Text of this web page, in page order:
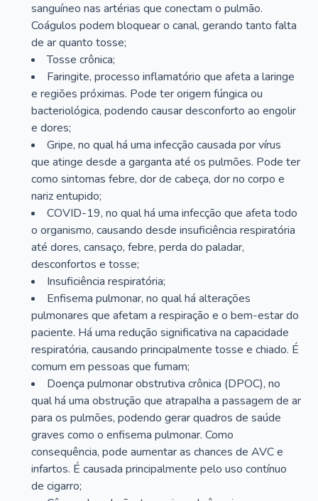
sanguíneo nas artérias que conectam o pulmão.
Coágulos podem bloquear o canal, gerando tanto falta
de ar quanto tosse;
Tosse crônica;
Faringite, processo inflamatório que afeta a laringe
e regiões próximas. Pode ter origem fúngica ou
bacteriológica, podendo causar desconforto ao engolir
e dores;
Gripe, no qual há uma infecção causada por vírus
que atinge desde a garganta até os pulmões. Pode ter
como sintomas febre, dor de cabeça, dor no corpo e
nariz entupido;
COVID-19, no qual há uma infecção que afeta todo
o organismo, causando desde insuficiência respiratória
até dores, cansaço, febre, perda do paladar,
desconfortos e tosse;
Insuficiência respiratória;
Enfisema pulmonar, no qual há alterações
pulmonares que afetam a respiração e o bem-estar do
paciente. Há uma redução significativa na capacidade
respiratória, causando principalmente tosse e chiado. É
comum em pessoas que fumam;
Doença pulmonar obstrutiva crônica (DPOC), no
qual há uma obstrução que atrapalha a passagem de ar
para os pulmões, podendo gerar quadros de saúde
graves como o enfisema pulmonar. Como
consequência, pode aumentar as chances de AVC e
infartos. É causada principalmente pelo uso contínuo
de cigarro;